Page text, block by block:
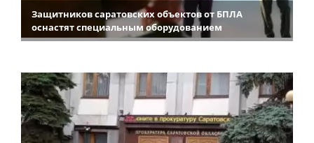
Защитников саратовских объектов от БПЛА
оснастят специальным оборудованием